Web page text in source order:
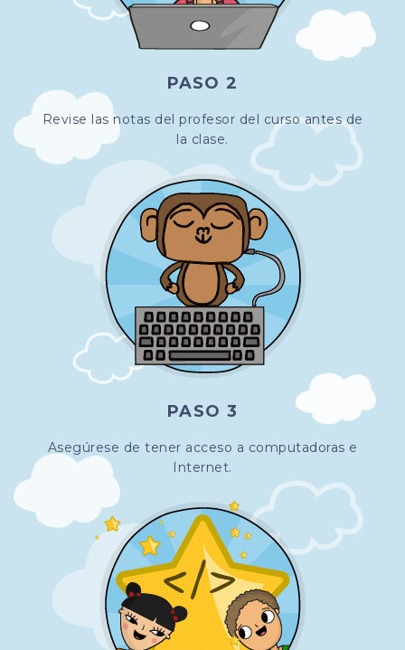
PASO 2
Revise las notas del profesor del curso antes de
la clase.
PASO 3
Asegúrese de tener acceso a computadoras e
Internet.